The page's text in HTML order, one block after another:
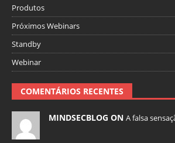
Produtos
Próximos Webinars
Standby
Webinar
COMENTÁRIOS RECENTES
MINDSECBLOG ON A falsa